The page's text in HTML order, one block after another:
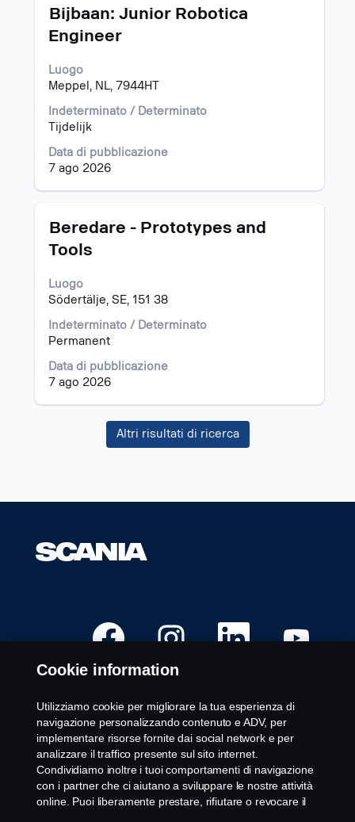
delle
informazioni
lavoro.
Titolo
Bijbaan: Junior Robotica
Engineer
Luogo
Meppel, NL, 7944HT
Indeterminato / Determinato
Tijdelijk
Data di pubblicazione
7 ago 2026
Effettuare
una
selezione
la
barra
spaziatrice
per
visualizzare
i
contenuti
lavoro.
Titolo
Beredare - Prototypes and
Tools
Luogo
Södertälje, SE, 151 38
Indeterminato / Determinato
Permanent
Data di pubblicazione
7 ago 2026
Effettuare
selezione
la
barra
spaziatrice
per
i
contenuti
Altri risultati di ricerca
a
e
u
n
a
n
u
o
a
s
a
r
e
n
u
n
a
n
u
o
a
s
S
a
u
n
a
n
u
o
a
s
a
u
n
a
n
o
v
a
s
Posizioni aperte
Sedi delle opportunità di lavoro
Contattaci
Informazioni su Scania
Cookie information
Utilizziamo cookie per migliorare la tua esperienza di
navigazione personalizzando contenuto e ADV, per
implementare risorse fornite dai social network e per
analizzare il traffico presente sul sito internet.
Condividiamo inoltre i tuoi comportamenti di navigazione
con i partner che ci aiutano a sviluppare le nostre attività
online. Puoi liberamente prestare, rifiutare o revocare il